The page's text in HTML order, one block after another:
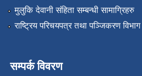
मुलुकि देवानी संहिता सम्बन्धी सामाग्रिहरु
राष्ट्रिय परिचयपत्र तथा पञ्जिकरण विभाग
सम्पर्क विवरण